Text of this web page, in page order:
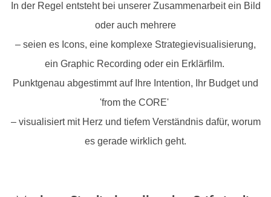
In der Regel entsteht bei unserer Zusammenarbeit ein Bild
oder auch mehrere
– seien es Icons, eine komplexe Strategievisualisierung,
ein Graphic Recording oder ein Erklärfilm.
Punktgenau abgestimmt auf Ihre Intention, Ihr Budget und
'from the CORE'
– visualisiert mit Herz und tiefem Verständnis dafür, worum
es gerade wirklich geht.